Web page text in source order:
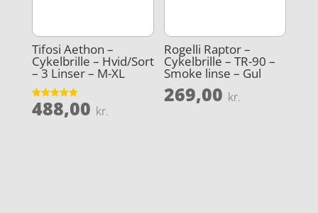
Tifosi Aethon –
Cykelbrille – Hvid/Sort
– 3 Linser – M-XL
Vurderet
5
488,00 kr.
Rogelli Raptor –
Cykelbrille – TR-90 –
Smoke linse – Gul
269,00 kr.